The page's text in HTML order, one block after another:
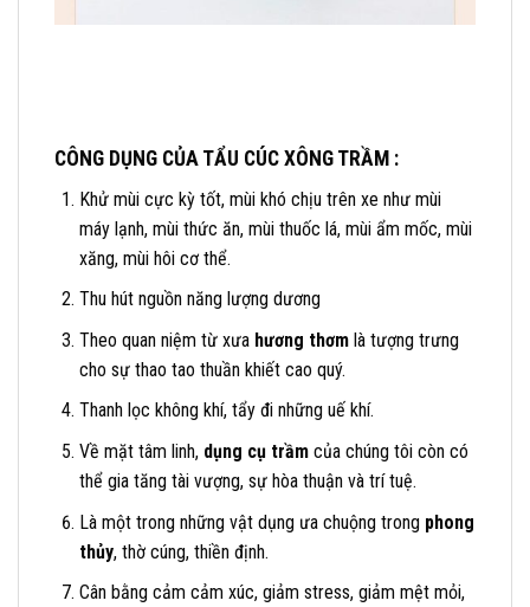
CÔNG DỤNG CỦA TẨU CÚC XÔNG TRẦM :
Khử mùi cực kỳ tốt, mùi khó chịu trên xe như mùi
máy lạnh, mùi thức ăn, mùi thuốc lá, mùi ẩm mốc, mùi
xăng, mùi hôi cơ thể.
Thu hút nguồn năng lượng dương
Theo quan niệm từ xưa hương thơmlà tượng trưng
cho sự thao tao thuần khiết cao quý.
Thanh lọc không khí, tẩy đi những uế khí.
Về mặt tâm linh, dụng cụ trầmcủa chúng tôi còn có
thể gia tăng tài vượng, sự hòa thuận và trí tuệ.
Là một trong những vật dụng ưa chuộng trong phong
thủy, thờ cúng, thiền định.
Cân bằng cảm cảm xúc, giảm stress, giảm mệt mỏi,